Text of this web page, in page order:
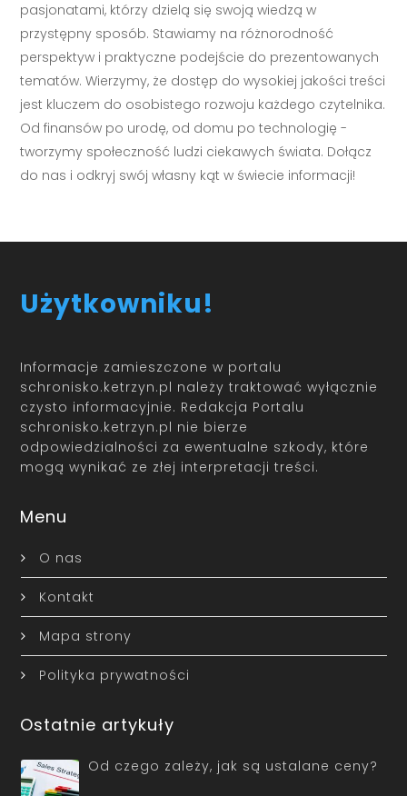
pasjonatami, którzy dzielą się swoją wiedzą w
przystępny sposób. Stawiamy na różnorodność
perspektyw i praktyczne podejście do prezentowanych
tematów. Wierzymy, że dostęp do wysokiej jakości treści
jest kluczem do osobistego rozwoju każdego czytelnika.
Od finansów po urodę, od domu po technologię -
tworzymy społeczność ludzi ciekawych świata. Dołącz
do nas i odkryj swój własny kąt w świecie informacji!
Użytkowniku!
Informacje zamieszczone w portalu
schronisko.ketrzyn.pl należy traktować wyłącznie
czysto informacyjnie. Redakcja Portalu
schronisko.ketrzyn.pl nie bierze
odpowiedzialności za ewentualne szkody, które
mogą wynikać ze złej interpretacji treści.
Menu
O nas
Kontakt
Mapa strony
Polityka prywatności
Ostatnie artykuły
Od czego zależy, jak są ustalane ceny?